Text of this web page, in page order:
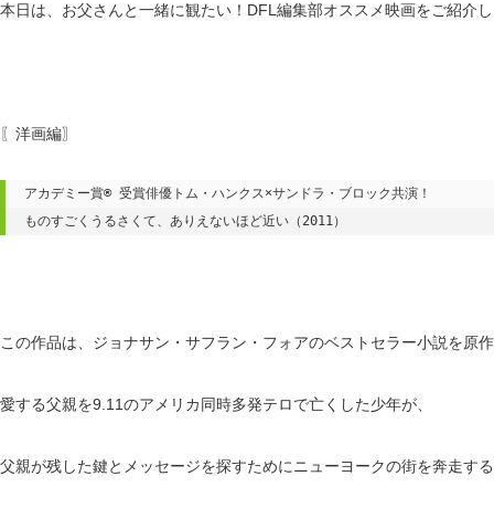
本日は、お父さんと一緒に観たい！DFL編集部オススメ映画をご紹介
〖洋画編〗
ものすごくうるさくて、ありえないほど近い（2011）
この作品は、ジョナサン・サフラン・フォアのベストセラー小説を原
愛する父親を9.11のアメリカ同時多発テロで亡くした少年が、
父親が残した鍵とメッセージを探すためにニューヨークの街を奔走す